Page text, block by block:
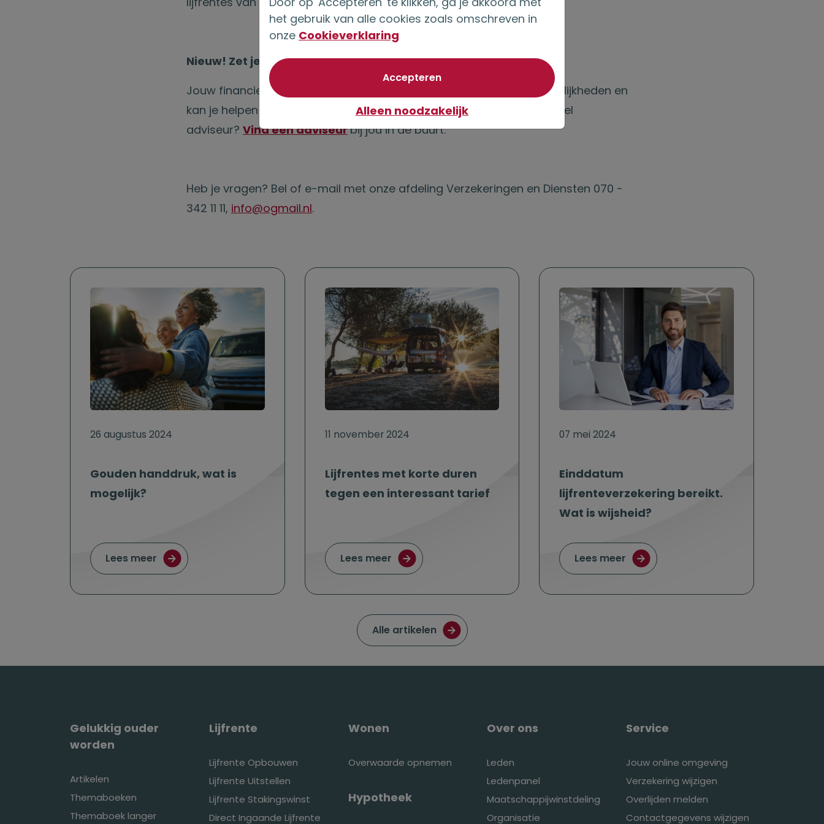
Nieuw! Zet je FOR om in een lijfrenteverzekering bij OG
Jouw financieel adviseur kent je persoonlijke situatie en fiscale mogelijkheden en
kan je helpen om de juiste keuzes te maken. Heb je nog geen financieel
adviseur? Vind een adviseurbij jou in de buurt.
Heb je vragen? Bel of e-mail met onze afdeling Verzekeringen en Diensten 070 -
342 11 11, info@ogmail.nl.
26 augustus 2024
Gouden handdruk, wat is
mogelijk?
Lees meer over Gouden handdruk, wat is mogelijk?
11 november 2024
Lijfrentes met korte duren
tegen een interessant tarief
Lees meerover Lijfrentes met korte duren tegen een interessant tarief
07 mei 2024
Einddatum
lijfrenteverzekering bereikt.
Wat is wijsheid?
Lees meer over Einddatum lijfrenteverzekering
Ga naar de pagina met
Alle artikelen
Gelukkig ouder
worden
Artikelen
Themaboeken
Themaboek langer
Lijfrente
Lijfrente Opbouwen
Lijfrente Uitstellen
Lijfrente Stakingswinst
Direct Ingaande Lijfrente
Wonen
Overwaarde opnemen
Hypotheek
Over ons
Leden
Ledenpanel
Maatschappijwinstdeling
Organisatie
Service
Jouw online omgeving
Verzekering wijzigen
Overlijden melden
Contactgegevens wijzigen
het gebruik van alle cookies zoals omschreven in
onze Cookieverklaring
Accepterenvan optionele cookies
Alleen noodzakelijk